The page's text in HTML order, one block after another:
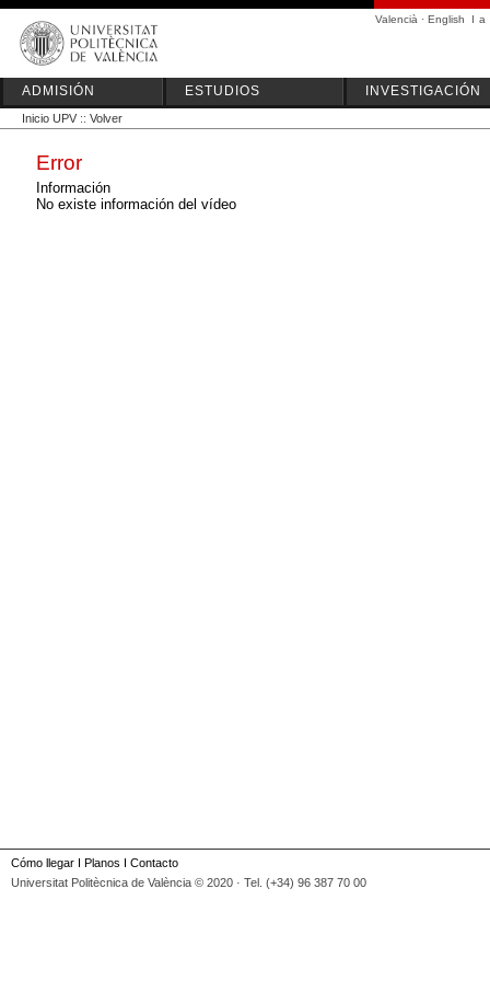
Valencià · English I a
ADMISIÓN ESTUDIOS INVESTIGACIÓN
Inicio UPV :: Volver
Error
Información
No existe información del vídeo
Cómo llegar I Planos I Contacto
Universitat Politècnica de València © 2020 · Tel. (+34) 96 387 70 00